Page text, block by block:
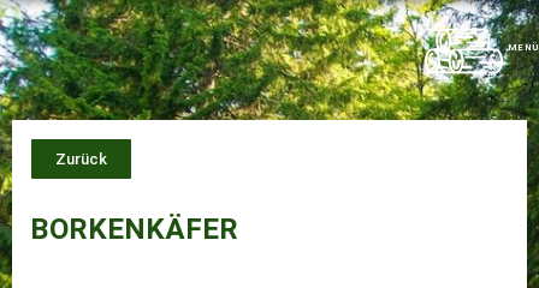
Zum
Inhalt
springen
MENÜ
Zurück
BORKENKÄFER